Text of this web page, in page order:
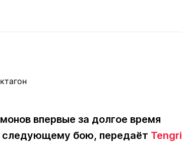
впервые за долгое время
следующему бою, передаёт Tengri